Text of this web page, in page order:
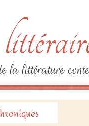
la littérature